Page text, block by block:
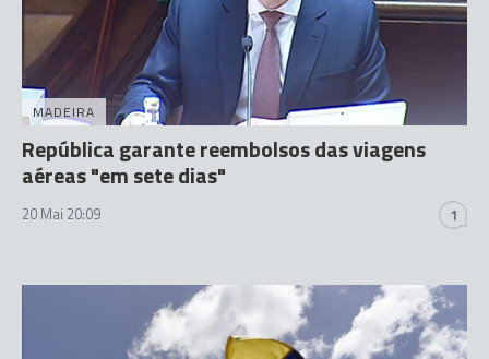
MADEIRA
República garante reembolsos das viagens
aéreas "em sete dias"
20 Mai 20:09 1